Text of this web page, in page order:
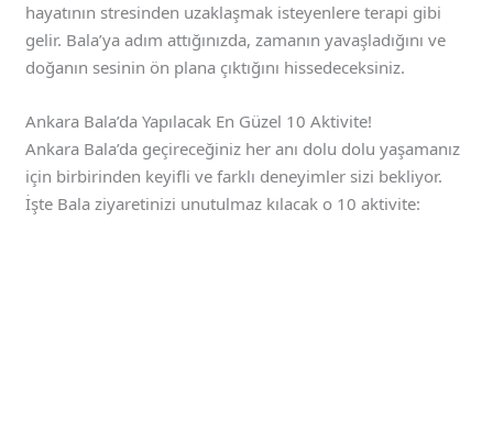
hayatının stresinden uzaklaşmak isteyenlere terapi gibi
gelir. Bala’ya adım attığınızda, zamanın yavaşladığını ve
doğanın sesinin ön plana çıktığını hissedeceksiniz.
Ankara Bala’da Yapılacak En Güzel 10 Aktivite!
Ankara Bala’da geçireceğiniz her anı dolu dolu yaşamanız
için birbirinden keyifli ve farklı deneyimler sizi bekliyor.
İşte Bala ziyaretinizi unutulmaz kılacak o 10 aktivite: